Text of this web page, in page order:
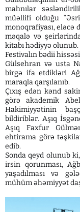
mahnılar
müəllifi olduğu
monoqrafiyası, eləcə
məqalə və
kitabı hədiyyə olunub.
Festivalın bədii
Gülsehran və usta
birgə ifa etdikləri
maraqla qarşılanıb.
Çıxış edən kənd
görə akademik
Hakimiyyətinin
bildiriblər. Aşıq
Aşıq Faxfur
ehtirama görə
edib.
Sonda qeyd olunub
irsin qorunması,
yaşadılması və
mühüm əhəmiyyət